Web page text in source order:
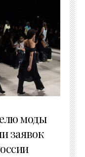
моды
заявок